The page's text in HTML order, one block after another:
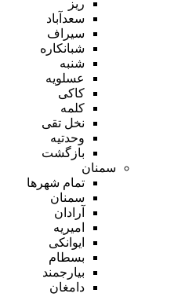
ریز
سعدآباد
سیراف
شبانکاره
شنبه
عسلویه
کاکی
کلمه
نخل تقی
وحدتیه
بازگشت
سمنان
تمام شهر‌ها
سمنان
آرادان
امیریه
ایوانکی
بسطام
بیارجمند
دامغان